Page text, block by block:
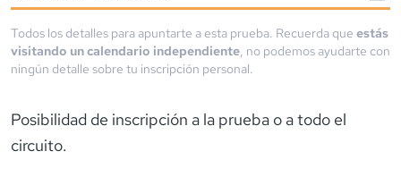
Todos los detalles para apuntarte a esta prueba. Recuerda que estás
visitando un calendario independiente, no podemos ayudarte con
ningún detalle sobre tu inscripción personal.
Posibilidad de inscripción a la prueba o a todo el
circuito.